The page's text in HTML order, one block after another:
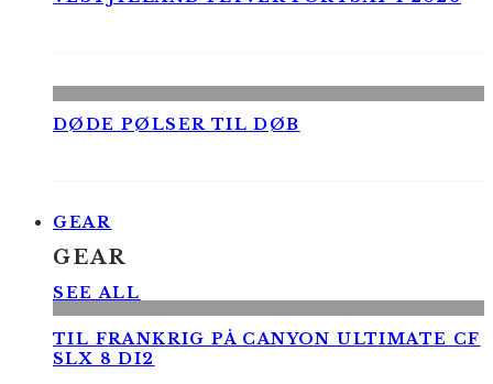
DØDE PØLSER TIL DØB
GEAR
GEAR
SEE ALL
TIL FRANKRIG PÅ CANYON ULTIMATE CF
SLX 8 DI2